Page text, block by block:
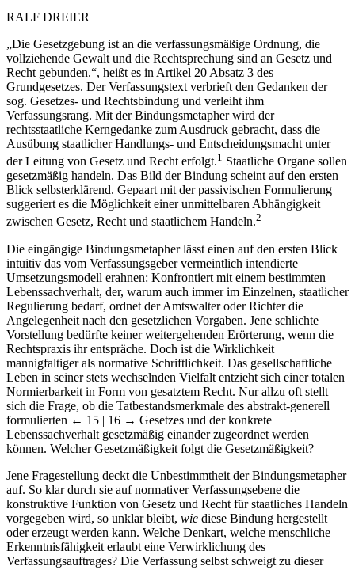
RALF DREIER
„Die Gesetzgebung ist an die verfassungsmäßige Ordnung, die
vollziehende Gewalt und die Rechtsprechung sind an Gesetz und
Recht gebunden.“, heißt es in Artikel 20 Absatz 3 des
Grundgesetzes. Der Verfassungstext verbrieft den Gedanken der
sog. Gesetzes- und Rechtsbindung und verleiht ihm
Verfassungsrang. Mit der Bindungsmetapher wird der
rechtsstaatliche Kerngedanke zum Ausdruck gebracht, dass die
Ausübung staatlicher Handlungs- und Entscheidungsmacht unter
der Leitung von Gesetz und Recht erfolgt.1 Staatliche Organe sollen
gesetzmäßig handeln. Das Bild der Bindung scheint auf den ersten
Blick selbsterklärend. Gepaart mit der passivischen Formulierung
suggeriert es die Möglichkeit einer unmittelbaren Abhängigkeit
zwischen Gesetz, Recht und staatlichem Handeln.2
Die eingängige Bindungsmetapher lässt einen auf den ersten Blick
intuitiv das vom Verfassungsgeber vermeintlich intendierte
Umsetzungsmodell erahnen: Konfrontiert mit einem bestimmten
Lebenssachverhalt, der, warum auch immer im Einzelnen, staatlicher
Regulierung bedarf, ordnet der Amtswalter oder Richter die
Angelegenheit nach den gesetzlichen Vorgaben. Jene schlichte
Vorstellung bedürfte keiner weitergehenden Erörterung, wenn die
Rechtspraxis ihr entspräche. Doch ist die Wirklichkeit
mannigfaltiger als normative Schriftlichkeit. Das gesellschaftliche
Leben in seiner stets wechselnden Vielfalt entzieht sich einer totalen
Normierbarkeit in Form von gesatztem Recht. Nur allzu oft stellt
sich die Frage, ob die Tatbestandsmerkmale des abstrakt-generell
formulierten ← 15 | 16 → Gesetzes und der konkrete
Lebenssachverhalt gesetzmäßig einander zugeordnet werden
können. Welcher Gesetzmäßigkeit folgt die Gesetzmäßigkeit?
Jene Fragestellung deckt die Unbestimmtheit der Bindungsmetapher
auf. So klar durch sie auf normativer Verfassungsebene die
konstruktive Funktion von Gesetz und Recht für staatliches Handeln
vorgegeben wird, so unklar bleibt, wie diese Bindung hergestellt
oder erzeugt werden kann. Welche Denkart, welche menschliche
Erkenntnisfähigkeit erlaubt eine Verwirklichung des
Verfassungsauftrages? Die Verfassung selbst schweigt zu dieser